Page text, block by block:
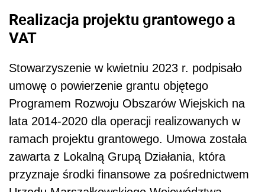
Realizacja projektu grantowego a
VAT
Stowarzyszenie w kwietniu 2023 r. podpisało
umowę o powierzenie grantu objętego
Programem Rozwoju Obszarów Wiejskich na
lata 2014-2020 dla operacji realizowanych w
ramach projektu grantowego. Umowa została
zawarta z Lokalną Grupą Działania, która
przyznaje środki finansowe za pośrednictwem